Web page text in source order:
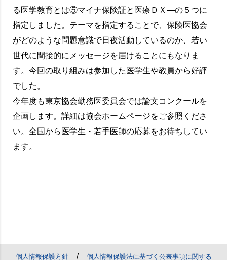
る医学教育とは⑤マイナ保険証と医療ＤＸ―の５つに
指定しました。テーマを指定することで、保険医協会
がどのような問題意識で日夜活動しているのか、若い
世代に間接的にメッセージを届けることにもなりま
す。今回の取り組みは参加した医学生や教員から好評
でした。
今年度も東京協会勤務医委員会では論文コンクールを
企画します。詳細は協会ホームページをご参照くださ
い。全国から医学生・若手医師の応募をお待ちしてい
ます。
個人情報保護方針/ 個人情報保護法に基づく公表事項に関する